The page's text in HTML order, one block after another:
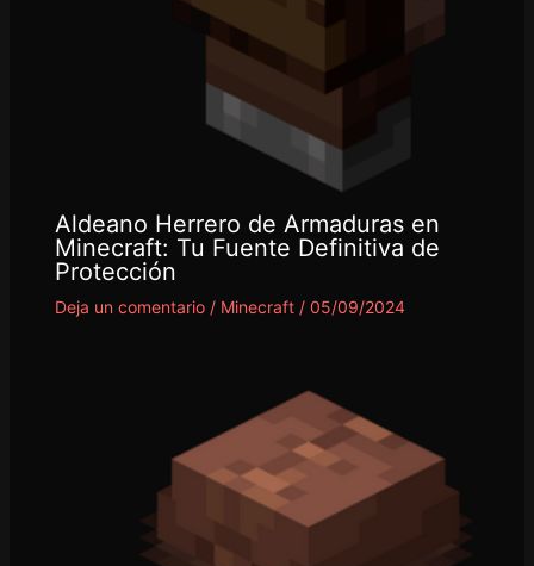
Aldeano Herrero de Armaduras en
Minecraft: Tu Fuente Definitiva de
Protección
Deja un comentario / Minecraft/ 05/09/2024